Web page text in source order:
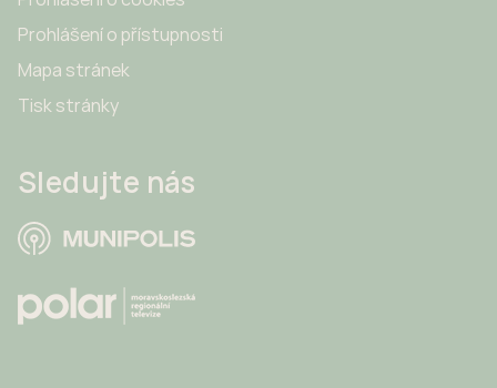
Prohlášení o přístupnosti
Mapa stránek
Tisk stránky
Sledujte nás